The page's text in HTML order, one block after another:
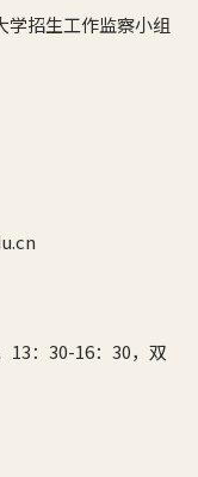
学招生工作监察小组
13：30-16：30，双